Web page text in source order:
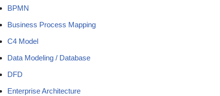
BPMN
Business Process Mapping
C4 Model
Data Modeling / Database
DFD
Enterprise Architecture